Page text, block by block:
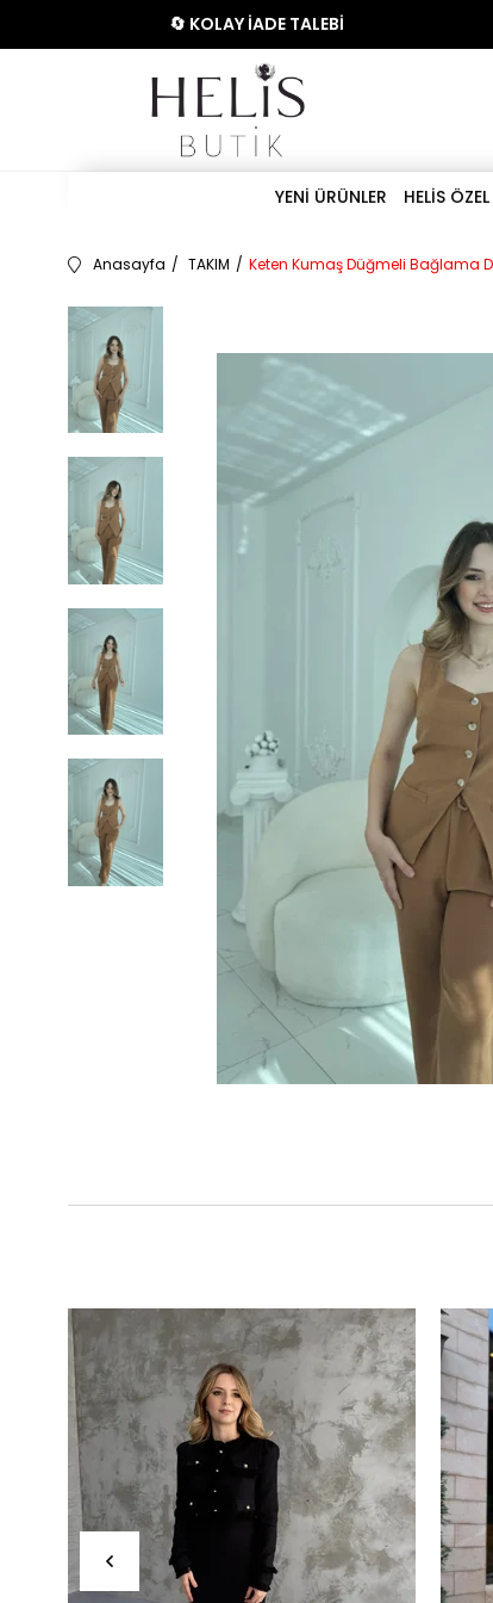
🔄 KOLAY İADE TALEBİ
YENİ ÜRÜNLER HELİS
Anasayfa TAKIM Keten Kumaş Düğmeli Bağlama